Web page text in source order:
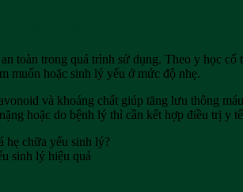
toàn trong quá trình sử dụng. Theo y học
muốn hoặc sinh lý yếu ở mức độ nhẹ.
và khoáng chất giúp tăng lưu thông
hoặc do bệnh lý thì cần kết hợp điều trị y
sinh lý hiệu quả